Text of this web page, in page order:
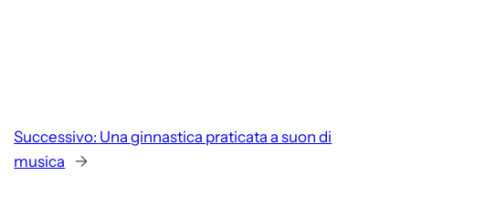
Successivo: Una ginnastica praticata a suon di
musica
→